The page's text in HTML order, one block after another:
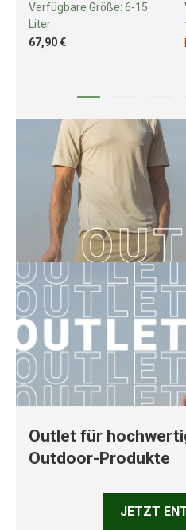
Verfügbare Größe: 6-15
Liter
67,90 €
Outlet für
Outdoor-Produkte
JETZT